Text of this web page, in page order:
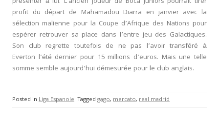
profit du départ de Mahamadou Diarra en janvier avec la
sélection malienne pour la Coupe d’Afrique des Nations pour
espérer retrouver sa place dans l’entre jeu des Galactiques.
Son club regrette toutefois de ne pas l’avoir transféré à
Everton l’été dernier pour 15 millions d’euros. Mais une telle
somme semble aujourd’hui démesurée pour le club anglais.
Posted in Liga Espanole Tagged gago, mercato, real madrid